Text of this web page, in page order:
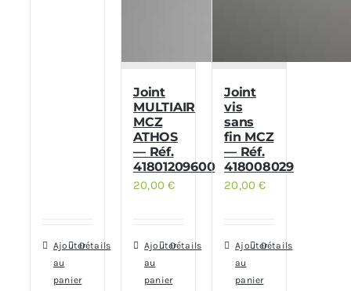
Ajouter
au
panier
Détails
Joint
MULTIAIR
MCZ
ATHOS
— Réf.
41801209600
20,00€
Ajouter
au
panier
Détails
Joint
vis
sans
fin MCZ
— Réf.
418008029
20,00€
Ajouter
au
panier
Détails